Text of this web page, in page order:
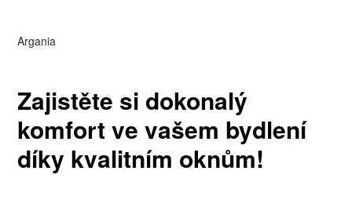
Argania
Zajistěte si dokonalý
komfort ve vašem bydlení
díky kvalitním oknům!